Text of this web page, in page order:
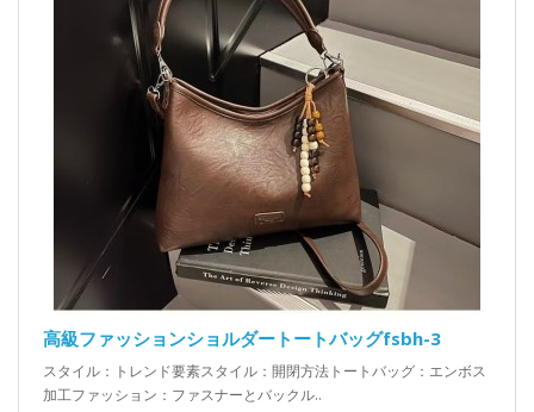
高級ファッションショルダートートバッグfsbh-3
スタイル：トレンド要素スタイル：開閉方法トートバッグ：エンボス
加工ファッション：ファスナーとバックル..